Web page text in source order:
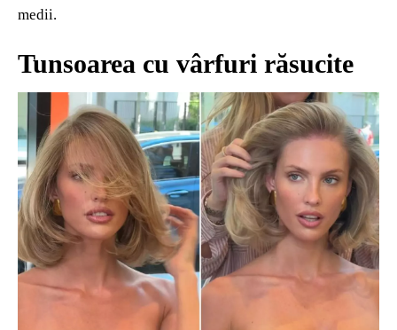
medii.
Tunsoarea cu vârfuri răsucite